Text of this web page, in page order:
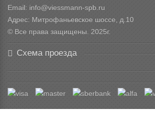
Email: info@viessmann-spb.ru
Адрес: Митрофаньевское шоссе, д.10
© Все права защищены. 2025г.
Схема проезда